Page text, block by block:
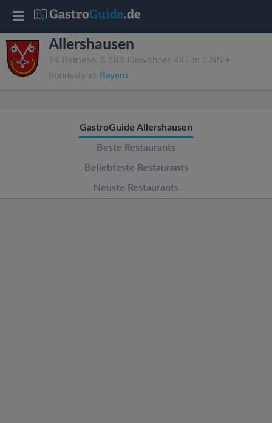
Allershausen
14 Betriebe, 5.583 Einwohner, 442 m ü.NN •
Bundesland: Bayern
GastroGuide Allershausen
Beste Restaurants
Beliebteste Restaurants
Neuste Restaurants
T
o
g